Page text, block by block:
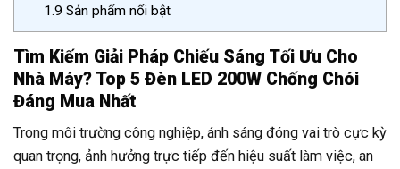
1.9 Sản phẩm nổi bật
Tìm Kiếm Giải Pháp Chiếu Sáng Tối Ưu Cho
Nhà Máy? Top 5 Đèn LED 200W Chống Chói
Đáng Mua Nhất
Trong môi trường công nghiệp, ánh sáng đóng vai trò cực kỳ
quan trọng, ảnh hưởng trực tiếp đến hiệu suất làm việc, an